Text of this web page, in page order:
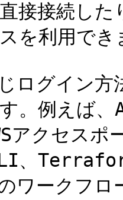
接接続し
を利用でき
ログイン
す。例え
アクセス
、
ワークフロ